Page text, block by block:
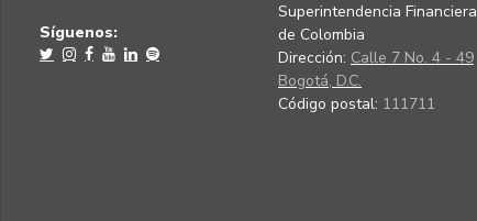
Síguenos:
Superintendencia Financiera
de Colombia
Dirección: Calle 7 No. 4 - 49
Bogotá, D.C.
Código postal: 111711